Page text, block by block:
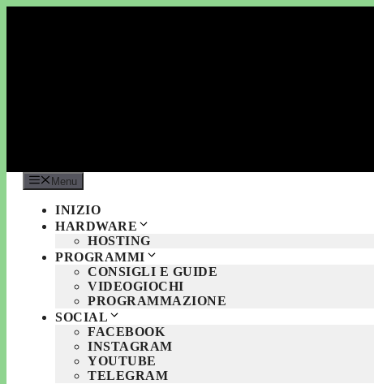
Menu
INIZIO
HARDWARE
HOSTING
PROGRAMMI
CONSIGLI E GUIDE
VIDEOGIOCHI
PROGRAMMAZIONE
SOCIAL
FACEBOOK
INSTAGRAM
YOUTUBE
TELEGRAM